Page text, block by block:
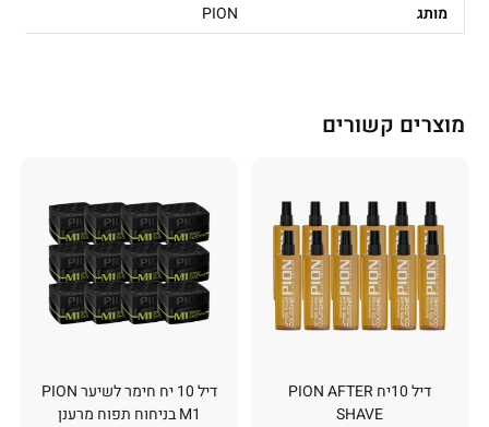
מותג PION
מוצרים קשורים
דיל 10 יח חימר לשיער PION
M1 בניחוח תפוח מרענן
דיל 10יח PION AFTER
SHAVE